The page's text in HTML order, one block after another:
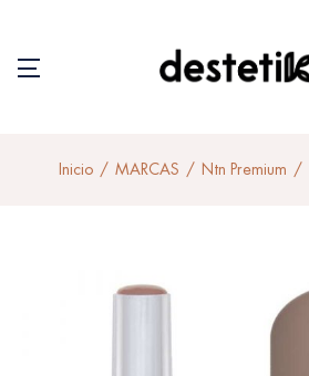
Inicio MARCAS Ntn Premium